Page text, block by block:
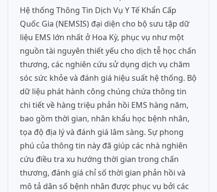
Hệ thống Thông Tin Dịch Vụ Y Tế Khẩn Cấp
Quốc Gia (NEMSIS) đại diện cho bộ sưu tập dữ
liệu EMS lớn nhất ở Hoa Kỳ, phục vụ như một
nguồn tài nguyên thiết yếu cho dịch tễ học chấn
thương, các nghiên cứu sử dụng dịch vụ chăm
sóc sức khỏe và đánh giá hiệu suất hệ thống. Bộ
dữ liệu phát hành công chúng chứa thông tin
chi tiết về hàng triệu phản hồi EMS hàng năm,
bao gồm thời gian, nhân khẩu học bệnh nhân,
tọa độ địa lý và đánh giá lâm sàng. Sự phong
phú của thông tin này đã giúp các nhà nghiên
cứu điều tra xu hướng thời gian trong chấn
thương, đánh giá chỉ số thời gian phản hồi và
mô tả dân số bệnh nhân được phục vụ bởi các